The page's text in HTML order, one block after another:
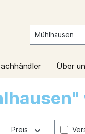
Über
Preis